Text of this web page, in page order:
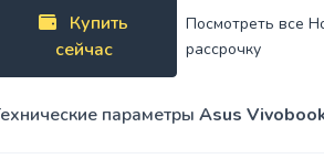
Купить
сейчас
Посмотреть все
рассрочку
параметры Asus